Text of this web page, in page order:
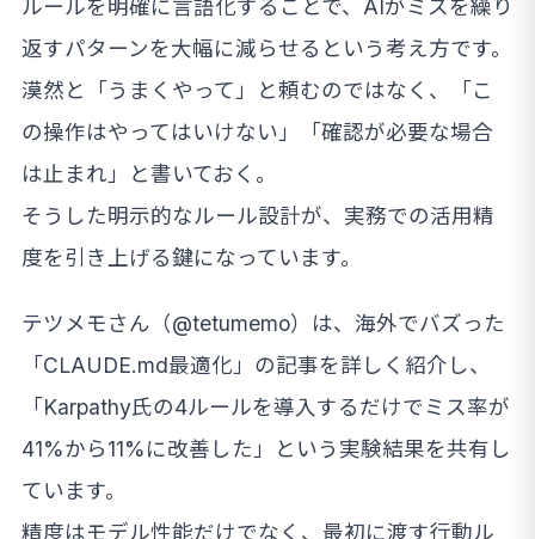
ルールを明確に言語化することで、AIがミスを繰り
返すパターンを大幅に減らせるという考え方です。
漠然と「うまくやって」と頼むのではなく、「こ
の操作はやってはいけない」「確認が必要な場合
は止まれ」と書いておく。
そうした明示的なルール設計が、実務での活用精
度を引き上げる鍵になっています。
テツメモさん（@tetumemo）は、海外でバズった
「CLAUDE.md最適化」の記事を詳しく紹介し、
「Karpathy氏の4ルールを導入するだけでミス率が
41%から11%に改善した」という実験結果を共有し
ています。
精度はモデル性能だけでなく、最初に渡す行動ル